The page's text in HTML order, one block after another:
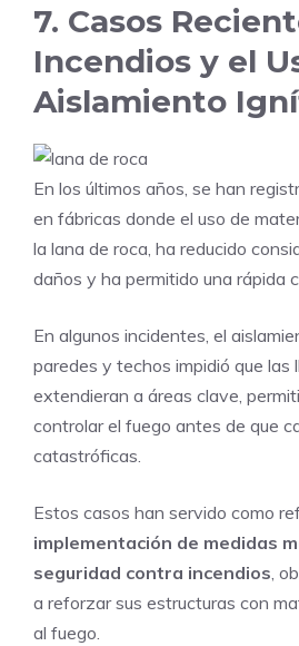
7. Casos
Incendios y el
Aislamiento
En los últimos años, se han
en fábricas donde el uso de
la lana de roca, ha reducido
daños y ha permitido una rápida
En algunos incidentes, el
paredes y techos impidió que las
extendieran a áreas clave,
controlar el fuego antes de que
catastróficas.
Estos casos han servido como
implementación de medidas
seguridad contra incendios ,
a reforzar sus estructuras con
al fuego.